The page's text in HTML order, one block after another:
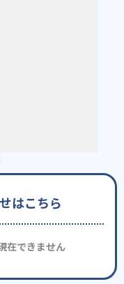
はこちら
在できません